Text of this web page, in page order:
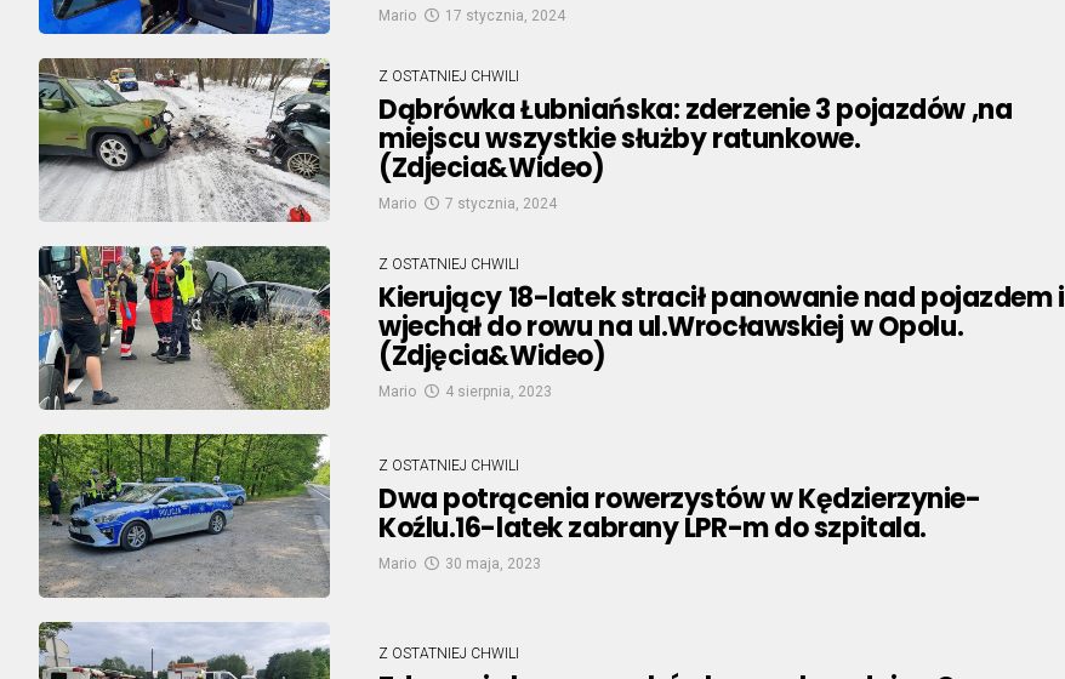
Mario 17 stycznia, 2024
Z OSTATNIEJ CHWILI
Dąbrówka Łubniańska: zderzenie 3 pojazdów ,na
miejscu wszystkie służby ratunkowe.
(Zdjecia&Wideo)
Mario 7 stycznia, 2024
Z OSTATNIEJ CHWILI
Kierujący 18-latek stracił panowanie nad pojazdem i
wjechał do rowu na ul.Wrocławskiej w Opolu.
(Zdjęcia&Wideo)
Mario 4 sierpnia, 2023
Z OSTATNIEJ CHWILI
Dwa potrącenia rowerzystów w Kędzierzynie-
Koźlu.16-latek zabrany LPR-m do szpitala.
Mario 30 maja, 2023
Z OSTATNIEJ CHWILI